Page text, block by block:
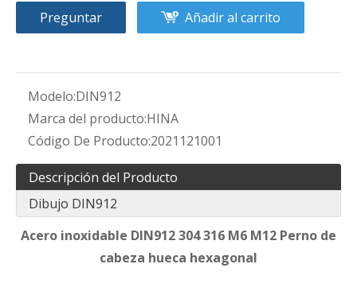
Preguntar Añadir al carrito
Modelo:DIN912
Marca del producto:HINA
Código De Producto:2021121001
Descripción del Producto
Dibujo DIN912
Acero inoxidable DIN912 304 316 M6 M12 Perno de
cabeza hueca hexagonal